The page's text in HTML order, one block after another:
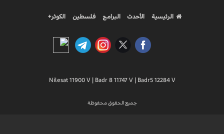
الرئيسية الأحدث البرامج فلسطين الكوثر+
Nilesat 11900 V | Badr 8 11747 V | Badr5 12284 V
جميع الحقوق محفوظة